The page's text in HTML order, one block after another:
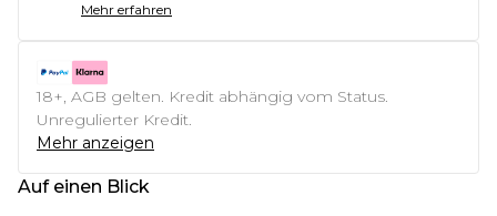
Mehr erfahren
18+, AGB gelten. Kredit abhängig vom Status.
Unregulierter Kredit.
Mehr anzeigen
Auf einen Blick